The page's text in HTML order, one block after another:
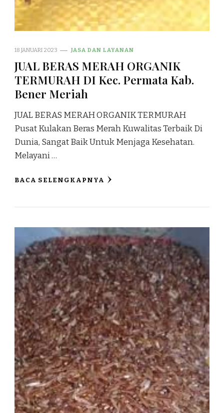
18 JANUARI 2023 JASA DAN LAYANAN
JUAL BERAS MERAH ORGANIK
TERMURAH DI Kec. Permata Kab.
Bener Meriah
JUAL BERAS MERAH ORGANIK TERMURAH
Pusat Kulakan Beras Merah Kuwalitas Terbaik Di
Dunia, Sangat Baik Untuk Menjaga Kesehatan.
Melayani …
BACA SELENGKAPNYA